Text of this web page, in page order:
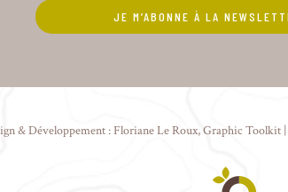
& Développement :Floriane Le Roux,Graphic Toolkit